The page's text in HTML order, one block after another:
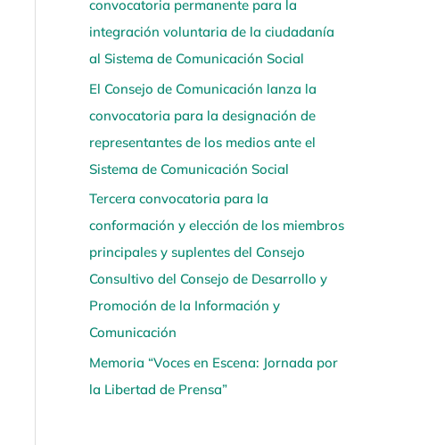
convocatoria permanente para la
integración voluntaria de la ciudadanía
al Sistema de Comunicación Social
El Consejo de Comunicación lanza la
convocatoria para la designación de
representantes de los medios ante el
Sistema de Comunicación Social
Tercera convocatoria para la
conformación y elección de los miembros
principales y suplentes del Consejo
Consultivo del Consejo de Desarrollo y
Promoción de la Información y
Comunicación
Memoria “Voces en Escena: Jornada por
la Libertad de Prensa”
q
u
í